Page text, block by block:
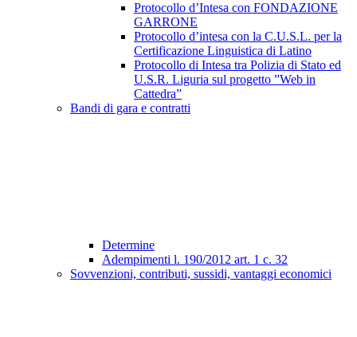
Protocollo d’Intesa con FONDAZIONE
GARRONE
Protocollo d’intesa con la C.U.S.L. per la
Certificazione Linguistica di Latino
Protocollo di Intesa tra Polizia di Stato ed
U.S.R. Liguria sul progetto ”Web in
Cattedra”
Bandi di gara e contratti
Determine
Adempimenti l. 190/2012 art. 1 c. 32
Sovvenzioni, contributi, sussidi, vantaggi economici